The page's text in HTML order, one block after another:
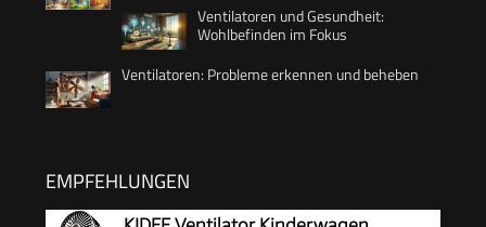
Ventilatoren und Gesundheit:
Wohlbefinden im Fokus
Ventilatoren: Probleme erkennen und beheben
EMPFEHLUNGEN